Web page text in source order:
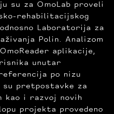
su za OmoLab proveli
rehabilitacijskog
Laboratorija za
Polin. Analizom
aplikacije,
unutar
po nizu
pretpostavke za
kao i razvoj novih
projekta provedeno